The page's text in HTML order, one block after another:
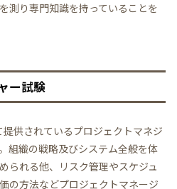
測り専門知識を持っていることを
ー試験
供されているプロジェクトマネジ
組織の戦略及びシステム全般を体
られる他、リスク管理やスケジュ
の方法などプロジェクトマネージ